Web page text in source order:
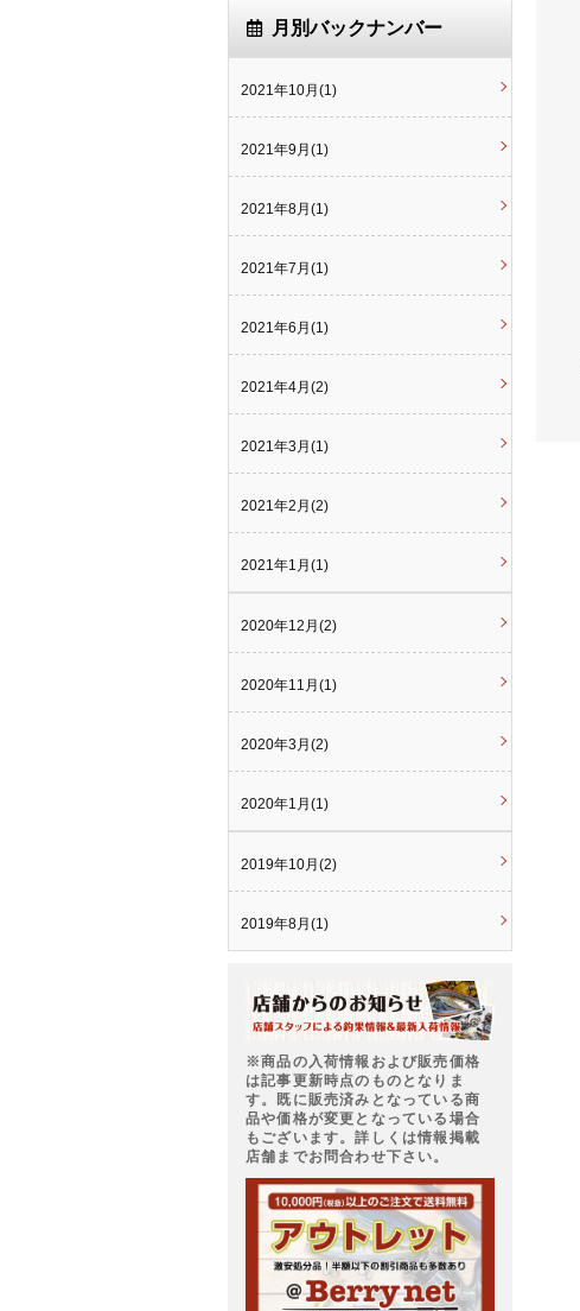
月別バックナンバー
2021年10月(1)
2021年9月(1)
2021年8月(1)
2021年7月(1)
2021年6月(1)
2021年4月(2)
2021年3月(1)
2021年2月(2)
2021年1月(1)
2020年12月(2)
2020年11月(1)
2020年3月(2)
2020年1月(1)
2019年10月(2)
2019年8月(1)
※商品の入荷情報および販売価格
は記事更新時点のものとなりま
す。既に販売済みとなっている商
品や価格が変更となっている場合
もございます。詳しくは情報掲載
店舗までお問合わせ下さい。